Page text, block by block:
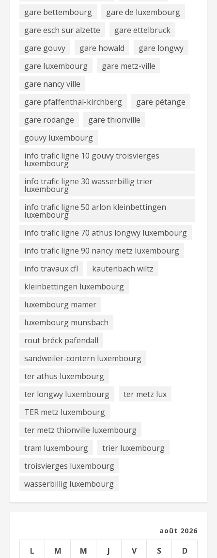
gare bettembourg
gare de luxembourg
gare esch sur alzette
gare ettelbruck
gare gouvy
gare howald
gare longwy
gare luxembourg
gare metz-ville
gare nancy ville
gare pfaffenthal-kirchberg
gare pétange
gare rodange
gare thionville
gouvy luxembourg
info trafic ligne 10 gouvy troisvierges
luxembourg
info trafic ligne 30 wasserbillig trier
luxembourg
info trafic ligne 50 arlon kleinbettingen
luxembourg
info trafic ligne 70 athus longwy luxembourg
info trafic ligne 90 nancy metz luxembourg
info travaux cfl
kautenbach wiltz
kleinbettingen luxembourg
luxembourg mamer
luxembourg munsbach
rout bréck pafendall
sandweiler-contern luxembourg
ter athus luxembourg
ter longwy luxembourg
ter metz lux
TER metz luxembourg
ter metz thionville luxembourg
tram luxembourg
trier luxembourg
troisvierges luxembourg
wasserbillig luxembourg
août 2026
L M M J V S D